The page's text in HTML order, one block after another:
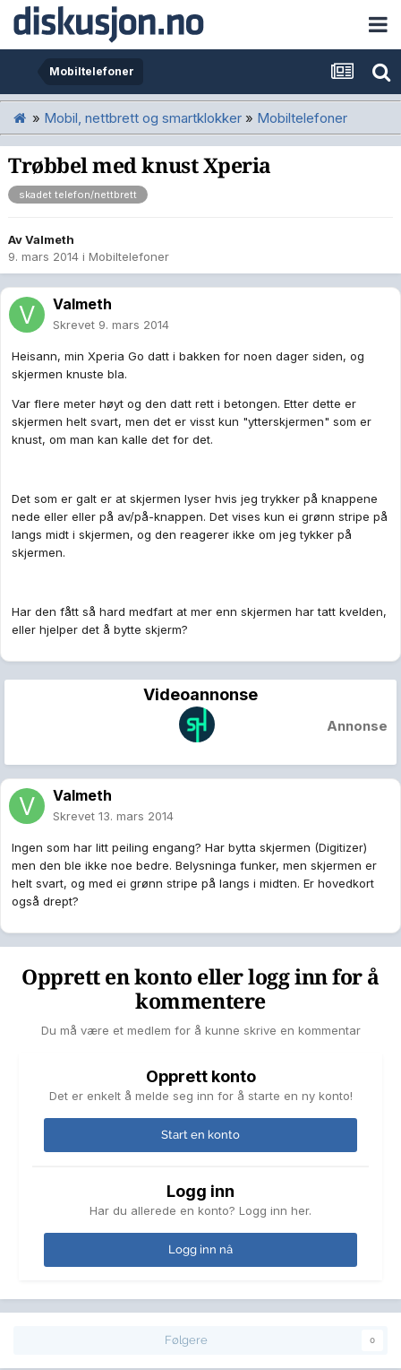
Mobiltelefoner
» Mobil, nettbrett og smartklokker » Mobiltelefoner
Trøbbel med knust Xperia
skadet telefon/nettbrett
AvValmeth
9. mars 2014 i Mobiltelefoner
Valmeth
Skrevet 9. mars 2014
Heisann, min Xperia Go datt i bakken for noen dager siden, og
skjermen knuste bla.
Var flere meter høyt og den datt rett i betongen. Etter dette er
skjermen helt svart, men det er visst kun "ytterskjermen" som er
knust, om man kan kalle det for det.
Det som er galt er at skjermen lyser hvis jeg trykker på knappene
nede eller eller på av/på-knappen. Det vises kun ei grønn stripe på
langs midt i skjermen, og den reagerer ikke om jeg tykker på
skjermen.
Har den fått så hard medfart at mer enn skjermen har tatt kvelden,
eller hjelper det å bytte skjerm?
Videoannonse
Annonse
Valmeth
Skrevet 13. mars 2014
Ingen som har litt peiling engang? Har bytta skjermen (Digitizer)
men den ble ikke noe bedre. Belysninga funker, men skjermen er
helt svart, og med ei grønn stripe på langs i midten. Er hovedkort
også drept?
Opprett en konto eller logg inn for å
kommentere
Du må være et medlem for å kunne skrive en kommentar
Opprett konto
Det er enkelt å melde seg inn for å starte en ny konto!
Start en konto
Logg inn
Har du allerede en konto? Logg inn her.
Logg inn nå
Følgere 0